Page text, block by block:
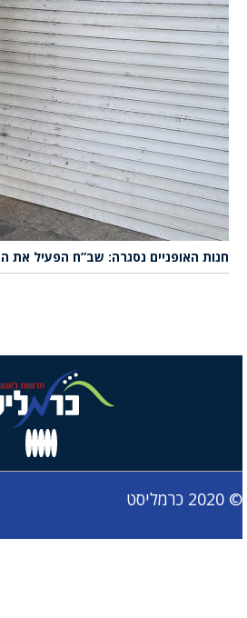
חנות האופניים נסגרה: שב”ח הפעיל את
© 2020 כרמליסט